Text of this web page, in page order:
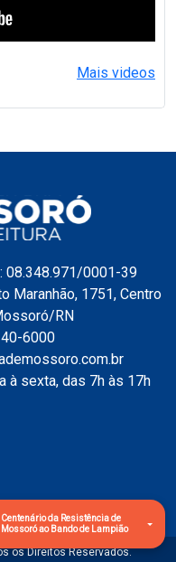
Centenário da Resistência de
Mossoró ao Bando de Lampião
Mais videos
08.348.971/0001-39
Maranhão, 1751, Centro
RN
6000
à sexta, das 7h às 17h
os Direitos Reservados.